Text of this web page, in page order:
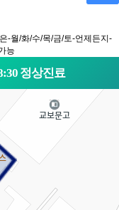
정상진료